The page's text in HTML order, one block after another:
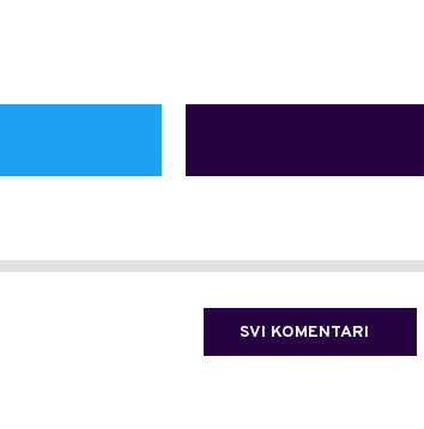
SVI KOMENTARI